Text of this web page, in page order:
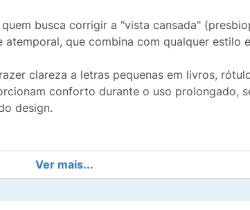
busca corrigir a "vista cansada"
atemporal, que combina com qualquer estilo
clareza a letras pequenas em livros,
conforto durante o uso prolongado,
design.
Ver mais...